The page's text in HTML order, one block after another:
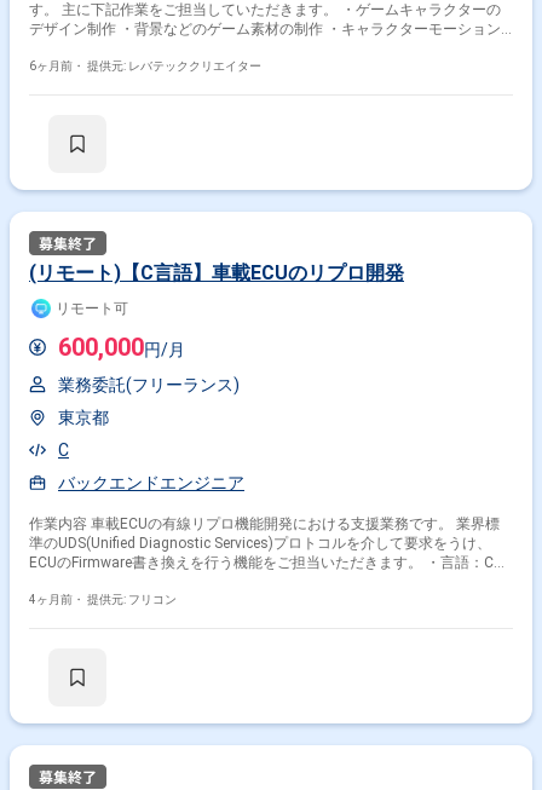
す。 主に下記作業をご担当していただきます。 ・ゲームキャラクターの
デザイン制作 ・背景などのゲーム素材の制作 ・キャラクターモーション
6ヶ月前・ 提供元: レバテッククリエイター
(リモート)【C言語】車載ECUのリプロ開発
リモート可
600,000円/月
業務委託(フリーランス)
東京都
C
バックエンドエンジニア
作業内容 車載ECUの有線リプロ機能開発における支援業務です。 業界標
準のUDS(Unified Diagnostic Services)プロトコルを介して要求をうけ、
ECUのFirmware書き換えを行う機能をご担当いただきます。 ・言語：C言
4ヶ月前・ 提供元: フリコン